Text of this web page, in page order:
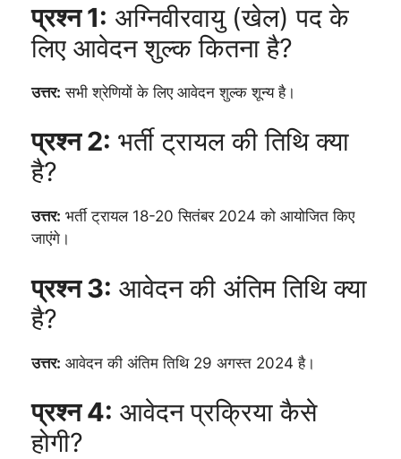
प्रश्न 1: अग्निवीरवायु (खेल) पद के
लिए आवेदन शुल्क कितना है?
उत्तर: सभी श्रेणियों के लिए आवेदन शुल्क शून्य है।
प्रश्न 2: भर्ती ट्रायल की तिथि क्या
है?
उत्तर: भर्ती ट्रायल 18-20 सितंबर 2024 को आयोजित किए
जाएंगे।
प्रश्न 3: आवेदन की अंतिम तिथि क्या
है?
उत्तर: आवेदन की अंतिम तिथि 29 अगस्त 2024 है।
प्रश्न 4: आवेदन प्रक्रिया कैसे
होगी?